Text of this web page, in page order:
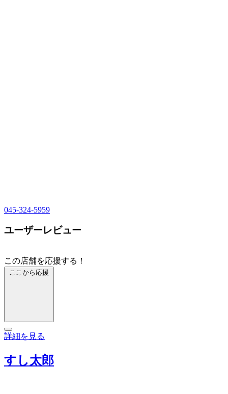
045-324-5959
ユーザーレビュー
この店舗を応援する！
ここから応援
詳細を見る
すし太郎